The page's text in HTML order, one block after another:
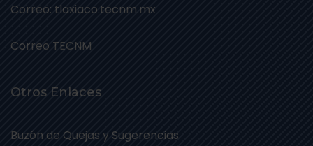
Correo: tlaxiaco.tecnm.mx
Correo TECNM
Otros Enlaces
Buzón de Quejas y Sugerencias